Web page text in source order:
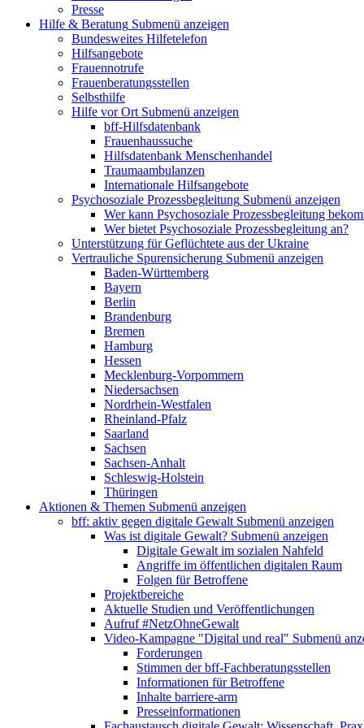
Presse
Hilfe & Beratung Submenü anzeigen
Bundesweites Hilfetelefon
Hilfsangebote
Frauennotrufe
Frauenberatungsstellen
Selbsthilfe
Hilfe vor Ort Submenü anzeigen
bff-Hilfsdatenbank
Frauenhaussuche
Hilfsdatenbank Menschenhandel
Traumaambulanzen
Internationale Hilfsangebote
Psychosoziale Prozessbegleitung Submenü anzeigen
Wer kann Psychosoziale Prozessbegleitung
Wer bietet Psychosoziale Prozessbegleitung an?
Unterstützung für Geflüchtete aus der Ukraine
Vertrauliche Spurensicherung Submenü anzeigen
Baden-Württemberg
Bayern
Berlin
Brandenburg
Bremen
Hamburg
Hessen
Mecklenburg-Vorpommern
Niedersachsen
Nordrhein-Westfalen
Rheinland-Pfalz
Saarland
Sachsen
Sachsen-Anhalt
Schleswig-Holstein
Thüringen
Aktionen & Themen Submenü anzeigen
bff: aktiv gegen digitale Gewalt Submenü anzeigen
Was ist digitale Gewalt? Submenü anzeigen
Digitale Gewalt im sozialen Nahfeld
Angriffe im öffentlichen digitalen Raum
Folgen für Betroffene
Projektbereiche
Aktuelle Studien und Veröffentlichungen
Aufruf #NetzOhneGewalt
Video-Kampagne "Digital und real" Submenü
Forderungen
Stimmen der bff-Fachberatungsstellen
Informationen für Betroffene
Inhalte barriere-arm
Presseinformationen